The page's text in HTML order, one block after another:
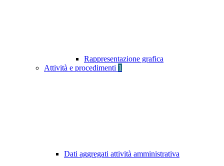
Rappresentazione grafica
Attività e procedimenti 1
Dati aggregati attività amministrativa